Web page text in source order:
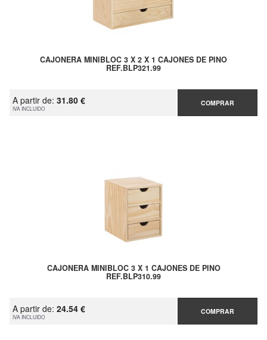
CAJONERA MINIBLOC 3 X 2 X 1 CAJONES DE PINO
REF.BLP321.99
A partir de: 31.80 €
IVA INCLUIDO
COMPRAR
CAJONERA MINIBLOC 3 X 1 CAJONES DE PINO
REF.BLP310.99
A partir de: 24.54 €
IVA INCLUIDO
COMPRAR